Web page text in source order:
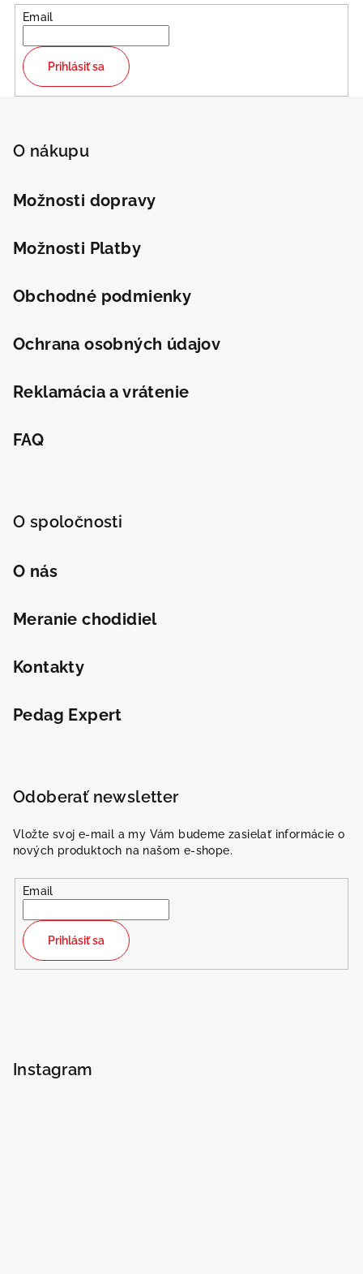
Email
Prihlásiť sa
O nákupu
Možnosti dopravy
Možnosti Platby
Obchodné podmienky
Ochrana osobných údajov
Reklamácia a vrátenie
FAQ
O spoločnosti
O nás
Meranie chodidiel
Kontakty
Pedag Expert
Odoberať newsletter
Vložte svoj e-mail a my Vám budeme zasielať informácie o
nových produktoch na našom e-shope.
Email
Prihlásiť sa
Instagram